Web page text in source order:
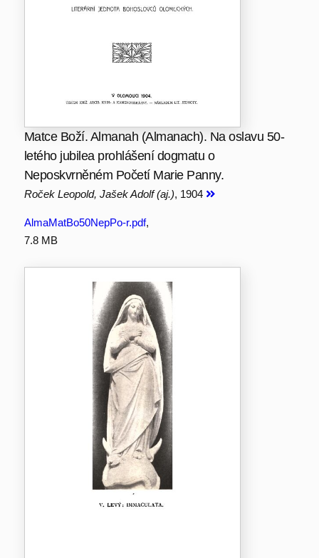
Matce Boží. Almanah (Almanach). Na oslavu 50-
letého jubilea prohlášení dogmatu o
Neposkvrněném Početí Marie Panny.
Roček Leopold, Jašek Adolf (aj.), 1904
AlmaMatBo50NepPo-r.pdf,
7.8 MB